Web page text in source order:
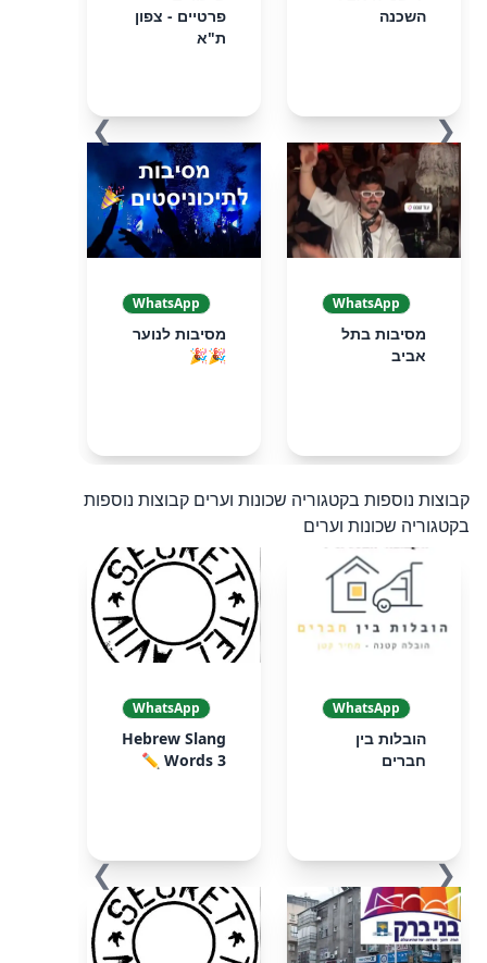
❮
השכנה
פרטיים - צפון
ת"א
WhatsApp
מסיבות בתל
אביב
WhatsApp
מסיבות לנוער
🎉🎉
❯
קבוצות נוספות בקטגוריה שכונות וערים קבוצות נוספות
בקטגוריה שכונות וערים
❮
WhatsApp
הובלות בין
חברים
WhatsApp
Hebrew Slang
Words 3 ✏️
❯